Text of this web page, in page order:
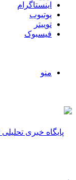
اینستاگرام
یوتیوب
توییتر
فیسبوک
منو